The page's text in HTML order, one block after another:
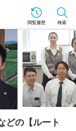
閲覧履歴 検索
どの【ルート